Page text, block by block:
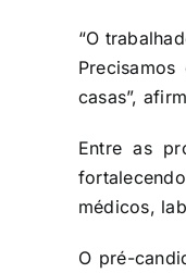
“O
casas”,
Entre as
médicos,
O pré-